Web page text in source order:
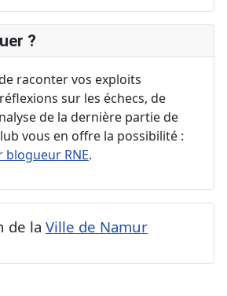
?
raconter vos exploits
sur les échecs, de
de la dernière partie de
vous en offre la possibilité :
blogueur RNE.
de la Ville de Namur